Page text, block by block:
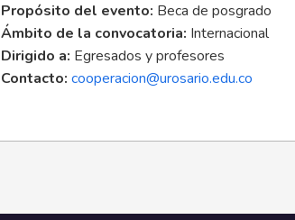
Propósito del evento: Beca de posgrado
Ámbito de la convocatoria: Internacional
Dirigido a: Egresados y profesores
Contacto: cooperacion@urosario.edu.co